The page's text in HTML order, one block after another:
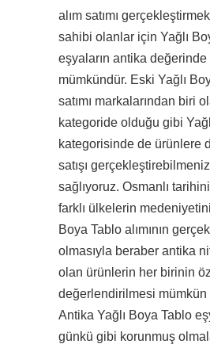
alım satımı
sahibi olanlar için Yağlı
eşyaların antika değerinde
mümkündür. Eski Yağlı
satımı markalarından biri
kategoride olduğu gibi
kategorisinde de ürünlere
satışı
sağlıyoruz. Osmanlı
farklı ülkelerin
Boya Tablo alımının
olmasıyla beraber antika
olan ürünlerin her birinin
değerlendirilmesi mümkün
Antika Yağlı Boya Tablo
günkü gibi korunmuş